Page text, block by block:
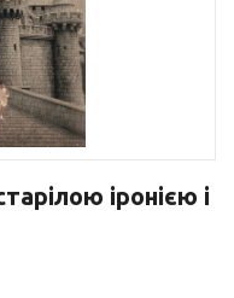
іронією і